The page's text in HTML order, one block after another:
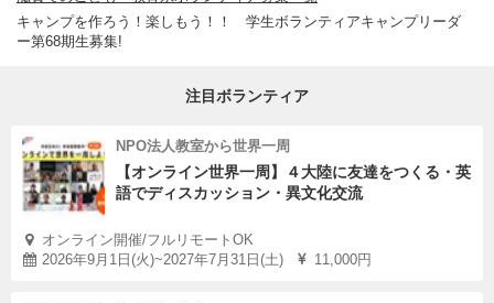
キャンプを作ろう！楽しもう！！ 学生ボランティアキャンプリーダ
ー第68期生募集!
注目ボランティア
NPO法人教室から世界一周
【オンライン世界一周】４大陸に友達をつくる・英
語でディスカッション・異文化交流
オンライン開催/フルリモートOK
2026年9月1日(火)~2027年7月31日(土)
11,000円